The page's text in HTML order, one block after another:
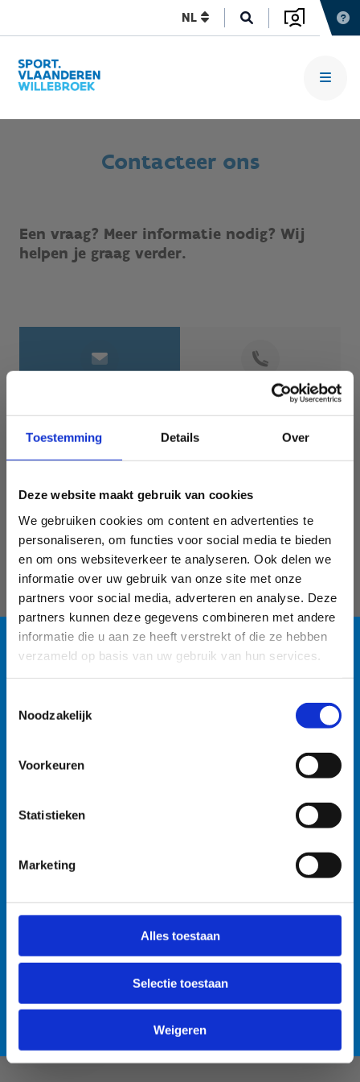
Toestemming Details Over
Deze website maakt gebruik van cookies
We gebruiken cookies om content en advertenties te
personaliseren, om functies voor social media te bieden
en om ons websiteverkeer te analyseren. Ook delen we
informatie over uw gebruik van onze site met onze
partners voor social media, adverteren en analyse. Deze
partners kunnen deze gegevens combineren met andere
informatie die u aan ze heeft verstrekt of die ze hebben
verzameld op basis van uw gebruik van hun services.
Noodzakelijk
Voorkeuren
Statistieken
Marketing
Alles toestaan
Selectie toestaan
Weigeren
NL
watersportbaan
🚫 Helaas is er blauwalg vastgesteld in onze
watersportbaan. Dit betekent dat er vanaf nu een
recreatieverbod geldt. 🛶 Roeien, kajakken en zeilen
wordt afgeraden, maar kunnen mits volgende
na elke training. • Boten goed afspoelen na elke
training. • Niet in de drijflaag varen. • Niet voor
personen met een zwakke gezondheid. Voor de
voorzien. Bedankt voor jullie begrip! 💙
Lees meer over de alternatieve zwemlocatie
Contacteer ons
Een vraag? Meer informatie nodig? Wij
helpen je graag verder.
Geef aan tot welk domein jouw vraag behoort
KIES EEN DOMEIN
Jouw vraag
Anti-Robot Verification
Click to start verification
Verzend